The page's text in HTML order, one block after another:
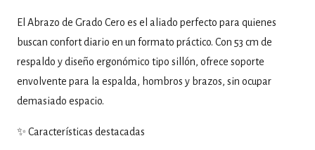
El Abrazo de Grado Cero es el aliado perfecto para quienes
buscan confort diario en un formato práctico. Con 53 cm de
respaldo y diseño ergonómico tipo sillón, ofrece soporte
envolvente para la espalda, hombros y brazos, sin ocupar
demasiado espacio.
✨ Características destacadas